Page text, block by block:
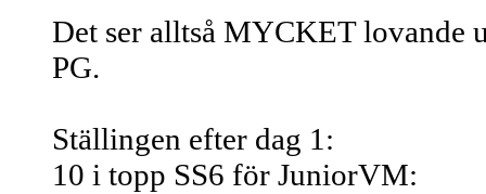
Det ser alltså MYCKET lovande
PG.
Ställingen efter dag 1:
10 i topp SS6 för JuniorVM: